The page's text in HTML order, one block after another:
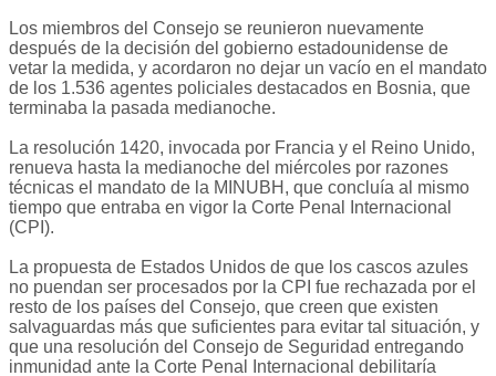
Los miembros del Consejo se reunieron nuevamente
después de la decisión del gobierno estadounidense de
vetar la medida, y acordaron no dejar un vacío en el mandato
de los 1.536 agentes policiales destacados en Bosnia, que
terminaba la pasada medianoche.
La resolución 1420, invocada por Francia y el Reino Unido,
renueva hasta la medianoche del miércoles por razones
técnicas el mandato de la MINUBH, que concluía al mismo
tiempo que entraba en vigor la Corte Penal Internacional
(CPI).
La propuesta de Estados Unidos de que los cascos azules
no puendan ser procesados por la CPI fue rechazada por el
resto de los países del Consejo, que creen que existen
salvaguardas más que suficientes para evitar tal situación, y
que una resolución del Consejo de Seguridad entregando
inmunidad ante la Corte Penal Internacional debilitaría